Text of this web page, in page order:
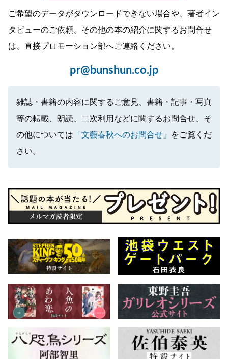
ご希望のデータがダウンロードできない場合や、著者イン
タビューのご依頼、その他の本の紹介に関するお問合せ
は、直接プロモーション部へご連絡ください。
pr@bunshun.co.jp
雑誌・書籍の内容に関するご意見、書籍・記事・写真
等の転載、朗読、二次利用などに関するお問合せ、そ
の他については 「文藝春秋へのお問合せ」
をご覧くだ
さい。